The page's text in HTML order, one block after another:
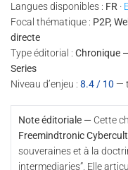
Langues disponibles : FR ·
Focal thématique : P2P,
directe
Type éditorial : Chronique
Series
Niveau d’enjeu : 8.4 / 10 —
Note éditoriale —Cette
Freemindtronic
souveraines et à la
intermediaries”. Elle